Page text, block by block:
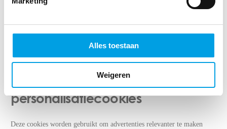
Alles toestaan
Weigeren
Voor het tonen van video’s gebruiken we ook Vimeo. Vimeo plaatst
onthouden en gebruiksstatistieken te verzamelen. Deze cookies kunnen
ook tracking bevatten voor analytische of marketingdoeleinden. Zie
hetcookiebeleid van Vimeovoor meer informatie.
Advertentie- en
personalisatiecookies
Deze cookies worden gebruikt om advertenties relevanter te maken